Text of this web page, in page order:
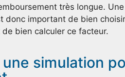
très longue.
donc important de bien
bien calculer ce facteur.
une simulation